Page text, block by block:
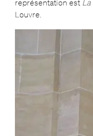
représentation est
Louvre.